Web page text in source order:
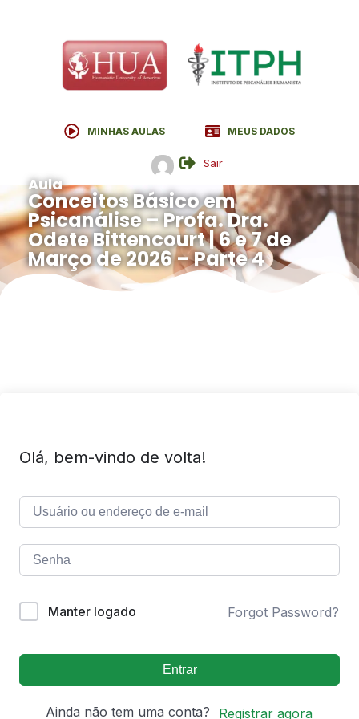
MINHAS AULAS MEUS DADOS
Sair
Aula
Conceitos Básico em
Psicanálise – Profa. Dra.
Odete Bittencourt | 6 e 7 de
Março de 2026 – Parte 4
Olá, bem-vindo de volta!
Manter logado Forgot Password?
Entrar
Ainda não tem uma conta? Registrar agora